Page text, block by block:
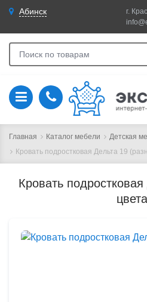
Абинск
г.
Главная Каталог мебели Детская
Кровать подростковая Дельта 19
Кровать